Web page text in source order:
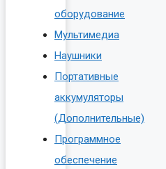
оборудование
Мультимедиа
Наушники
Портативные
аккумуляторы
(Дополнительные)
Программное
обеспечение